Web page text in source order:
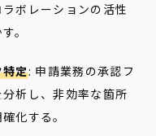
ボレーションの活性
。
特定: 申請業務の承認フ
析し、非効率な箇所
化する。